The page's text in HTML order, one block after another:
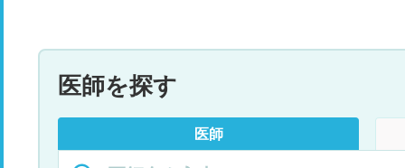
医師を探す
医師